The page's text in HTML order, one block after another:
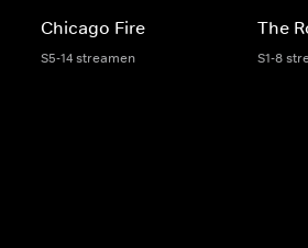
Chicago Fire
S5-14 streamen
The
S1-8